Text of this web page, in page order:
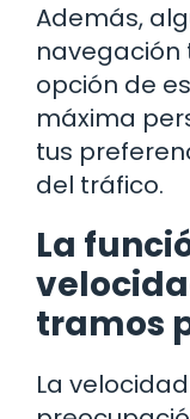
Además,
navegación
opción de
máxima
tus
del tráfico.
La
tramos
La